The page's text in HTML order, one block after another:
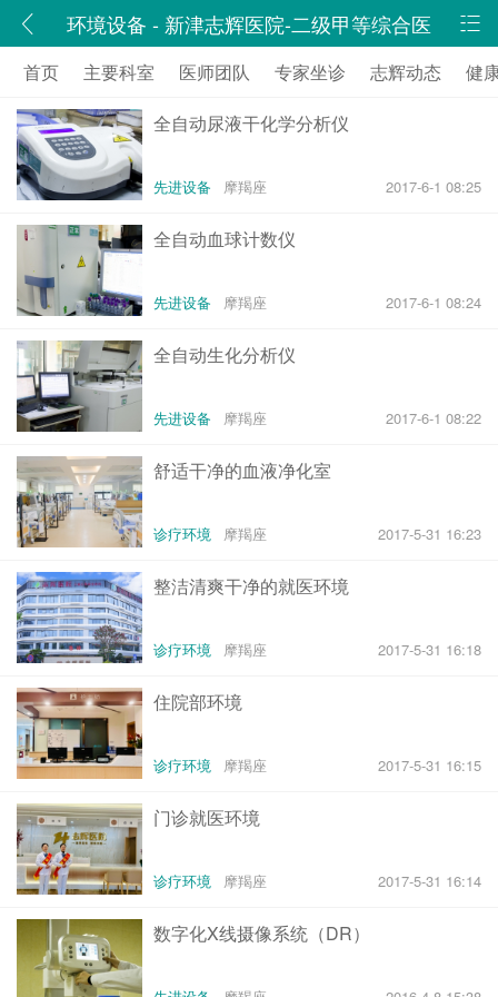
环境设备 - 新津志辉医院-二级甲等综合医
院,四川省志辉医院有限责任公司
首页 主要科室 医师团队 专家坐诊 志辉动态
健
全自动尿液干化学分析仪
先进设备 摩羯座 2017-6-1 08:25
全自动血球计数仪
先进设备 摩羯座 2017-6-1 08:24
全自动生化分析仪
先进设备 摩羯座 2017-6-1 08:22
舒适干净的血液净化室
诊疗环境 摩羯座 2017-5-31 16:23
整洁清爽干净的就医环境
诊疗环境 摩羯座 2017-5-31 16:18
住院部环境
诊疗环境 摩羯座 2017-5-31 16:15
门诊就医环境
诊疗环境 摩羯座 2017-5-31 16:14
数字化X线摄像系统（DR）